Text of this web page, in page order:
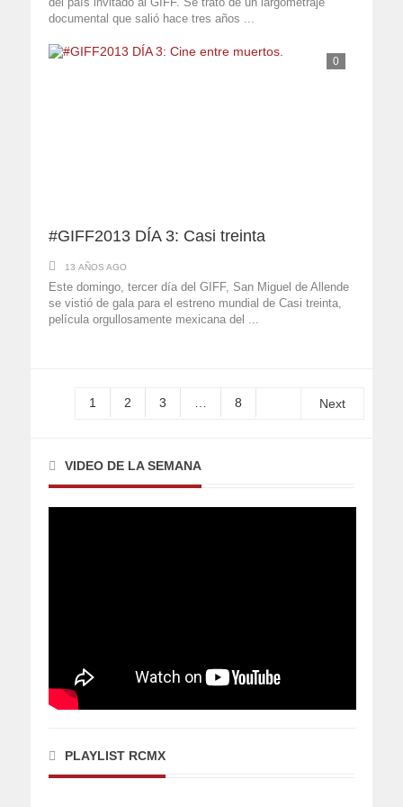
documental que salió hace tres años ...
0
#GIFF2013 DÍA 3: Casi treinta
13 AÑOS AGO
Este domingo, tercer día del GIFF, San Miguel de Allende
se vistió de gala para el estreno mundial de Casi treinta,
película orgullosamente mexicana del ...
1 2 3 8 Next
VIDEO DE LA SEMANA
PLAYLIST RCMX